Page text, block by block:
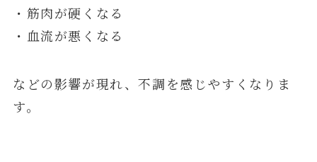
・筋肉が硬くなる
・血流が悪くなる
などの影響が現れ、不調を感じやすくなりま
す。